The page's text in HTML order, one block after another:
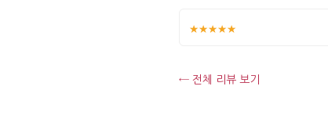
★★★★★
← 전체 리뷰 보기